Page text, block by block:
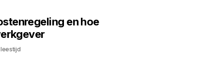
en hoe
leestijd